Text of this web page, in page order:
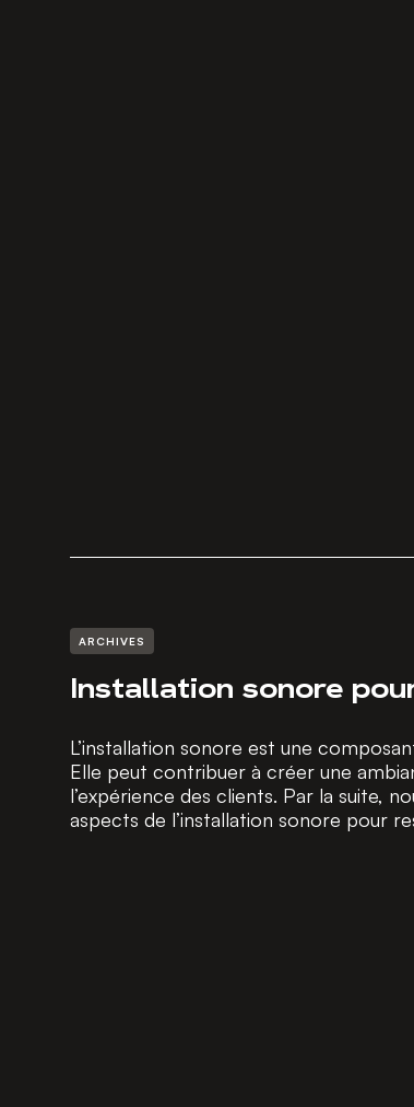
ARCHIVES
Installation sonore
L’installation sonore est une
Elle peut contribuer à créer une
l’expérience des clients. Par la suite,
aspects de l’installation sonore pour